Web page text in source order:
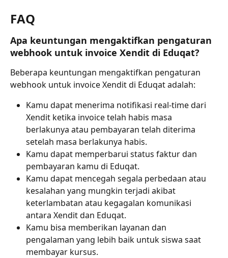
FAQ
Apa keuntungan mengaktifkan pengaturan
webhook untuk invoice Xendit di Eduqat?
Beberapa keuntungan mengaktifkan pengaturan
webhook untuk invoice Xendit di Eduqat adalah:
Kamu dapat menerima notifikasi real-time dari
Xendit ketika invoice telah habis masa
berlakunya atau pembayaran telah diterima
setelah masa berlakunya habis.
Kamu dapat memperbarui status faktur dan
pembayaran kamu di Eduqat.
Kamu dapat mencegah segala perbedaan atau
kesalahan yang mungkin terjadi akibat
keterlambatan atau kegagalan komunikasi
antara Xendit dan Eduqat.
Kamu bisa memberikan layanan dan
pengalaman yang lebih baik untuk siswa saat
membayar kursus.